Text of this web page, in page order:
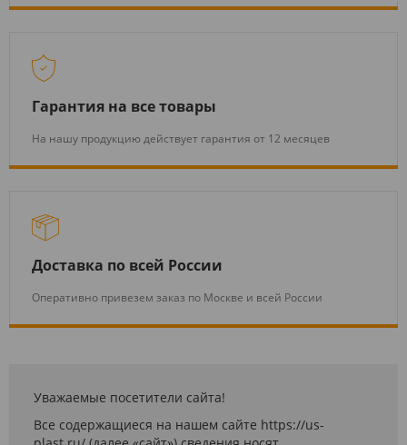
Гарантия на все товары
На нашу продукцию действует гарантия от 12 месяцев
Доставка по всей России
Оперативно привезем заказ по Москве и всей России
Уважаемые посетители сайта!
Все содержащиеся на нашем сайте https://us-